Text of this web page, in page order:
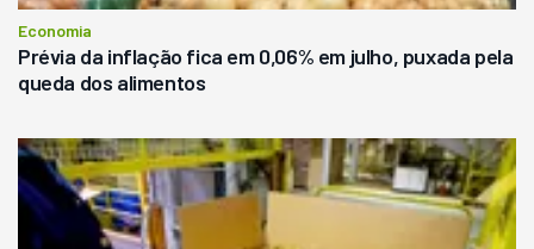
Economia
Prévia da inflação fica em 0,06% em julho, puxada pela
queda dos alimentos